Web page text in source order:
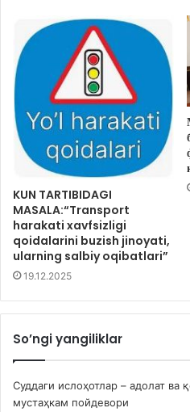
KUN TARTIBIDAGI
MASALA:“Transport
harakati xavfsizligi
qoidalarini buzish jinoyati,
ularning salbiy oqibatlari”
19.12.2025
So’ngi yangiliklar
Суддаги ислоҳотлар – адолат ва
мустаҳкам пойдевори